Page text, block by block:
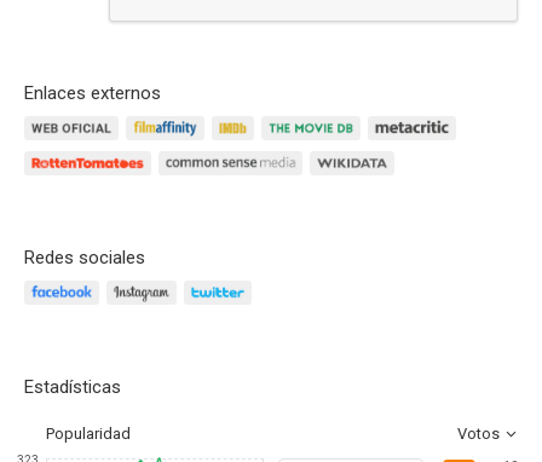
Enlaces externos
Redes sociales
Estadísticas
Popularidad Votos